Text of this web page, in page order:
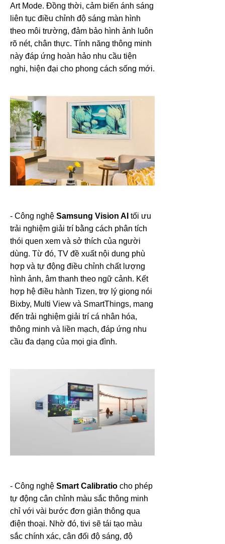
Art Mode. Đồng thời, cảm biến ánh sáng
liên tục điều chỉnh độ sáng màn hình
theo môi trường, đảm bảo hình ảnh luôn
rõ nét, chân thực. Tính năng thông minh
này đáp ứng hoàn hảo nhu cầu tiện
nghi, hiện đại cho phong cách sống mới.
- Công nghệ Samsung Vision AI tối ưu
trải nghiệm giải trí bằng cách phân tích
thói quen xem và sở thích của người
dùng. Từ đó, TV đề xuất nội dung phù
hợp và tự động điều chỉnh chất lượng
hình ảnh, âm thanh theo ngữ cảnh. Kết
hợp hệ điều hành Tizen, trợ lý giọng nói
Bixby, Multi View và SmartThings, mang
đến trải nghiệm giải trí cá nhân hóa,
thông minh và liền mạch, đáp ứng nhu
cầu đa dạng của mọi gia đình.
- Công nghệ Smart Calibratio cho phép
tự động cân chỉnh màu sắc thông minh
chỉ với vài bước đơn giản thông qua
điện thoại. Nhờ đó, tivi sẽ tái tạo màu
sắc chính xác, cân đối độ sáng, độ